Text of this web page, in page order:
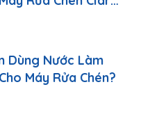
Dùng Nước Làm
Máy Rửa Chén?